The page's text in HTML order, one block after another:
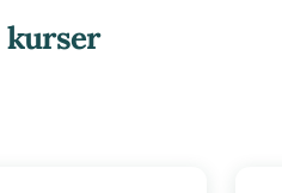
kurser